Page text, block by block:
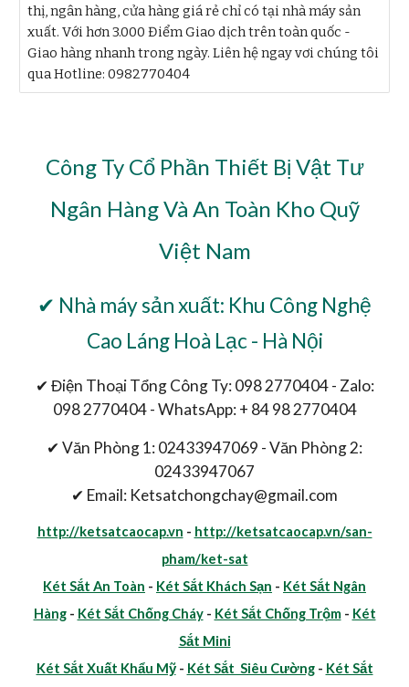
thị, ngân hàng, cửa hàng giá rẻ chỉ có tại nhà máy sản
xuất. Với hơn 3.000 Điểm Giao dịch trên toàn quốc -
Giao hàng nhanh trong ngày. Liên hệ ngay vơi chúng tôi
qua Hotline: 0982770404
Công Ty Cổ Phần Thiết Bị Vật Tư
Ngân Hàng Và An Toàn Kho Quỹ
Việt Nam
✔ Nhà máy sản xuất: Khu Công Nghệ
Cao Láng Hoà Lạc - Hà Nội
✔ Điện Thoại Tổng Công Ty: 098 2770404 - Zalo:
098 2770404 - WhatsApp: + 84 98 2770404
✔ Văn Phòng 1: 02433947069 - Văn Phòng 2:
02433947067
✔ Email: Ketsatchongchay@gmail.com
http://ketsatcaocap.vn - http://ketsatcaocap.vn/san-
pham/ket-sat
Két Sắt An Toàn - Két Sắt Khách Sạn - Két Sắt Ngân
Hàng- Két Sắt Chống Cháy- Két Sắt Chống Trộm- Két
Sắt Mini
Két Sắt Xuất Khẩu Mỹ- Két Sắt Siêu Cường- Két Sắt